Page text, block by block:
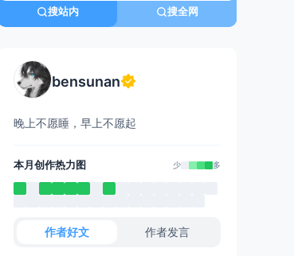
搜站内 搜全网
bensunan
晚上不愿睡，早上不愿起
本月创作热力图 少 多
作者好文 作者发言